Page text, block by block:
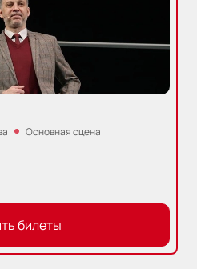
Основная сцена
билеты